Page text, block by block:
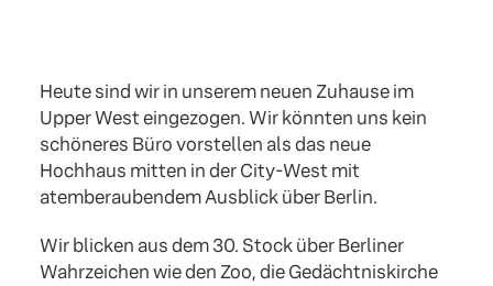
Heute sind wir in unserem neuen Zuhause im
Upper West eingezogen. Wir könnten uns kein
schöneres Büro vorstellen als das neue
Hochhaus mitten in der City-West mit
atemberaubendem Ausblick über Berlin.
Wir blicken aus dem 30. Stock über Berliner
Wahrzeichen wie den Zoo, die Gedächtniskirche